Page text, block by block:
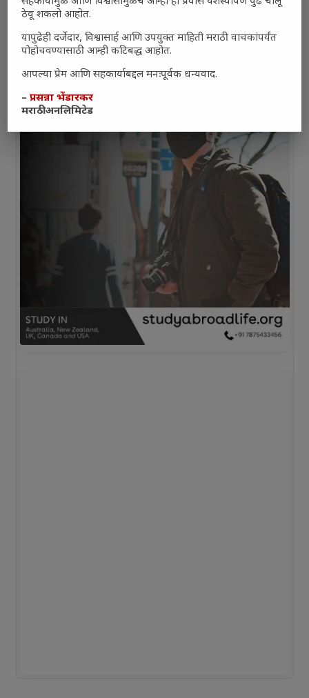
ठेवू शकलो आहोत.
यापुढेही दर्जेदार, विश्वासार्ह आणि उपयुक्त माहिती मराठी वाचकांपर्यंत
पोहोचवण्यासाठी आम्ही कटिबद्ध आहोत.
आपल्या प्रेम आणि सहकार्याबद्दल मनःपूर्वक धन्यवाद.
–प्रसन्ना भेंडारकर
मराठी अनलिमिटेड